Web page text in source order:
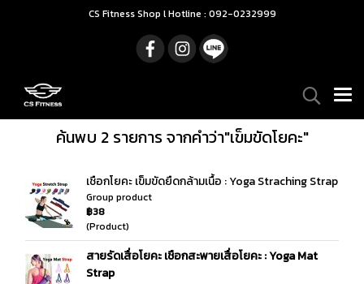
CS Fitness Shop l Hotline : 092-0232999
ค้นพบ 2 รายการ จากคำว่า"เข็มขัดโยคะ"
เชือกโยคะ เข็มขัดยืดกล้ามเนื้อ : Yoga Straching Strap
Group product
฿38
(Product)
สายรัดเสื่อโยคะ เชือกสะพายเสื่อโยคะ : Yoga Mat
Strap